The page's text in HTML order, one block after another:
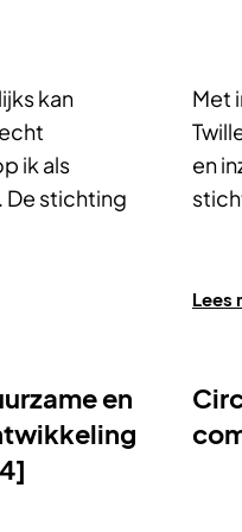
kan
ik als
stichting
Met
en
Lees
en